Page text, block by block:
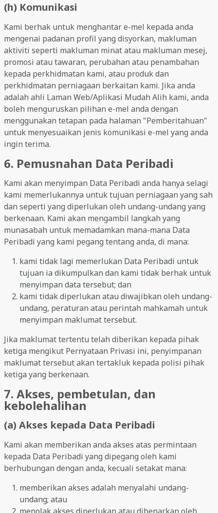
(h) Komunikasi
Kami berhak untuk menghantar e-mel kepada anda
mengenai padanan profil yang disyorkan, makluman
aktiviti seperti makluman minat atau makluman mesej,
promosi atau tawaran, perubahan atau penambahan
kepada perkhidmatan kami, atau produk dan
perkhidmatan perniagaan berkaitan kami. Jika anda
adalah ahli Laman Web/Aplikasi Mudah Alih kami, anda
boleh menguruskan pilihan e-mel anda dengan
menggunakan tetapan pada halaman "Pemberitahuan"
untuk menyesuaikan jenis komunikasi e-mel yang anda
ingin terima.
6. Pemusnahan Data Peribadi
Kami akan menyimpan Data Peribadi anda hanya selagi
kami memerlukannya untuk tujuan perniagaan yang sah
dan seperti yang diperlukan oleh undang-undang yang
berkenaan. Kami akan mengambil langkah yang
munasabah untuk memadamkan mana-mana Data
Peribadi yang kami pegang tentang anda, di mana:
kami tidak lagi memerlukan Data Peribadi untuk
tujuan ia dikumpulkan dan kami tidak berhak untuk
menyimpan data tersebut; dan
kami tidak diperlukan atau diwajibkan oleh undang-
undang, peraturan atau perintah mahkamah untuk
menyimpan maklumat tersebut.
Jika maklumat tertentu telah diberikan kepada pihak
ketiga mengikut Pernyataan Privasi ini, penyimpanan
maklumat tersebut akan tertakluk kepada polisi pihak
ketiga yang berkenaan.
7. Akses, pembetulan, dan
kebolehalihan
(a) Akses kepada Data Peribadi
Kami akan memberikan anda akses atas permintaan
kepada Data Peribadi yang dipegang oleh kami
berhubungan dengan anda, kecuali setakat mana:
memberikan akses adalah menyalahi undang-
undang; atau